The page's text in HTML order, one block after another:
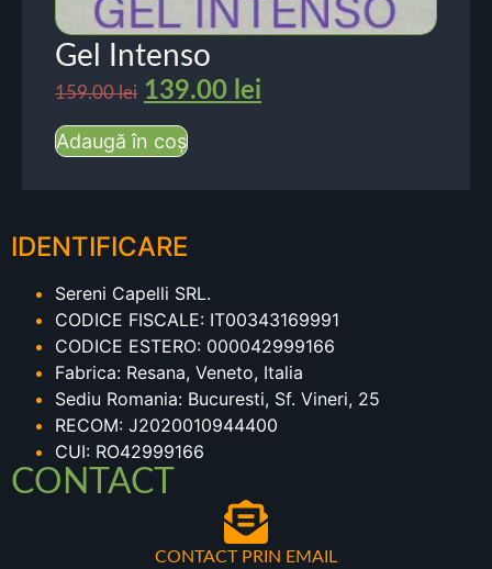
Gel Intenso
159.00lei 139.00 lei
Adaugă în coș
IDENTIFICARE
Sereni Capelli SRL.
CODICE FISCALE: IT00343169991
CODICE ESTERO: 000042999166
Fabrica: Resana, Veneto, Italia
Sediu Romania: Bucuresti, Sf. Vineri, 25
RECOM: J2020010944400
CUI: RO42999166
CONTACT
CONTACT PRIN EMAIL